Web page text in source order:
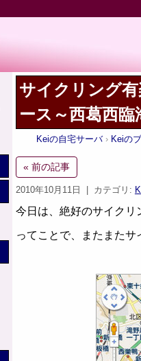
サイクリング
ース～西葛西臨
Keiの自宅サーバ Keiの
« 前の記事
2010年10月11日 | カテゴリ:
今日は、絶好のサイクリ
ってことで、またまたサ